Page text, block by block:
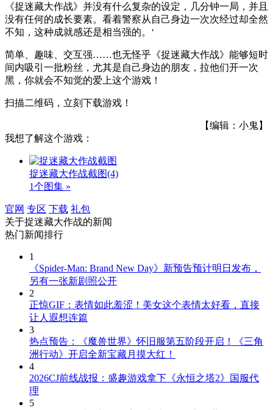
《捉迷藏大作战》并没有什么复杂的设定，几分钟一局，并且
没有任何的成长要素。看着警察从自己身边一次次经过却全然
不知，这种成就感还是相当强的。‘
简单、趣味、交互强……也无怪乎《捉迷藏大作战》能够短时
间内吸引一批粉丝，尤其是自己身边的朋友，拉他们开一次
黑，你就会不知觉的爱上这个游戏！
扫描二维码，立刻下载游戏！
【编辑：小鬼】
我想了解这个游戏：
捉迷藏大作战截图(4)
1个图集 »
官网 专区 下载 礼包
关于捉迷藏大作战的新闻
热门新闻排行
1
《Spider-Man: Brand New Day》新预告预计明日发布，
另有一张新剧照公开
2
正惊GIF：表情如此羞涩！美女这个表情太好看，直接
让人遐想连篇
3
热点预告：《魔兽世界》怀旧服第五阶段开启！《三角
洲行动》开启全新宝藏月摸大红！
4
2026CJ前线战报：盛趣游戏拿下《永恒之塔2》国服代
理
5